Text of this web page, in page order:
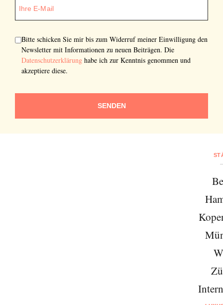
Bitte schicken Sie mir bis zum Widerruf meiner Einwilligung den
Newsletter mit Informationen zu neuen Beiträgen. Die
Datenschutzerklärung habe ich zur Kenntnis genommen und
akzeptiere diese.
SENDEN